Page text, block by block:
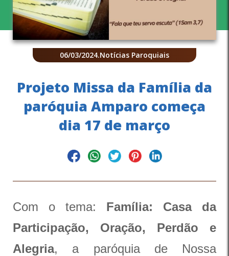
06/03/2024.Notícias Paroquiais
Projeto Missa da Família da
paróquia Amparo começa
dia 17 de março
Com o tema: Família: Casa da
Participação, Oração, Perdão e
Alegria, a paróquia de Nossa